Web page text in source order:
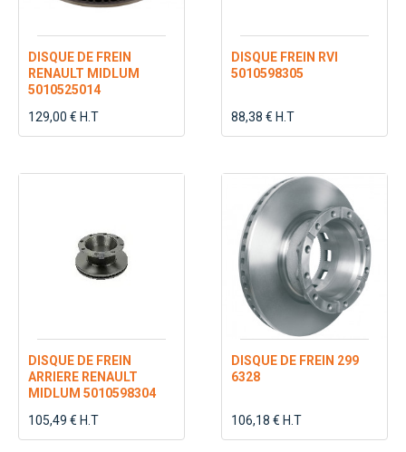
DISQUE DE FREIN
RENAULT MIDLUM
5010525014
129,00 € H.T
DISQUE FREIN RVI
5010598305
88,38 € H.T
DISQUE DE FREIN
ARRIERE RENAULT
MIDLUM 5010598304
105,49 € H.T
DISQUE DE FREIN 299
6328
106,18 € H.T